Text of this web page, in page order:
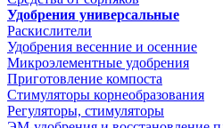
Удобрения универсальные
Раскислители
Удобрения весенние и осенние
Микроэлементные удобрения
Приготовление компоста
Стимуляторы корнеобразования
Регуляторы, стимуляторы